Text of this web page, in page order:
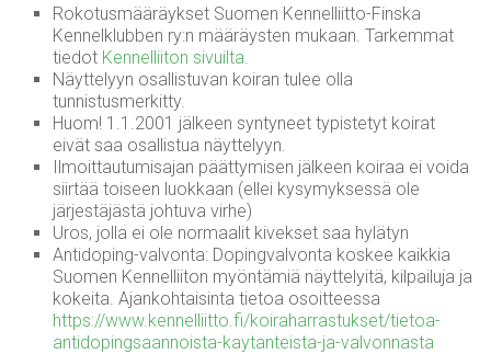
Rokotusmääräykset Suomen Kennelliitto-Finska
Kennelklubben ry:n määräysten mukaan. Tarkemmat
tiedot Kennelliiton sivuilta.
Näyttelyyn osallistuvan koiran tulee olla
tunnistusmerkitty.
Huom! 1.1.2001 jälkeen syntyneet typistetyt koirat
eivät saa osallistua näyttelyyn.
Ilmoittautumisajan päättymisen jälkeen koiraa ei voida
siirtää toiseen luokkaan (ellei kysymyksessä ole
järjestäjästä johtuva virhe)
Uros, jolla ei ole normaalit kivekset saa hylätyn
Antidoping-valvonta: Dopingvalvonta koskee kaikkia
Suomen Kennelliiton myöntämiä näyttelyitä, kilpailuja ja
kokeita. Ajankohtaisinta tietoa osoitteessa
https://www.kennelliitto.fi/koiraharrastukset/tietoa-
antidopingsaannoista-kaytanteista-ja-valvonnasta